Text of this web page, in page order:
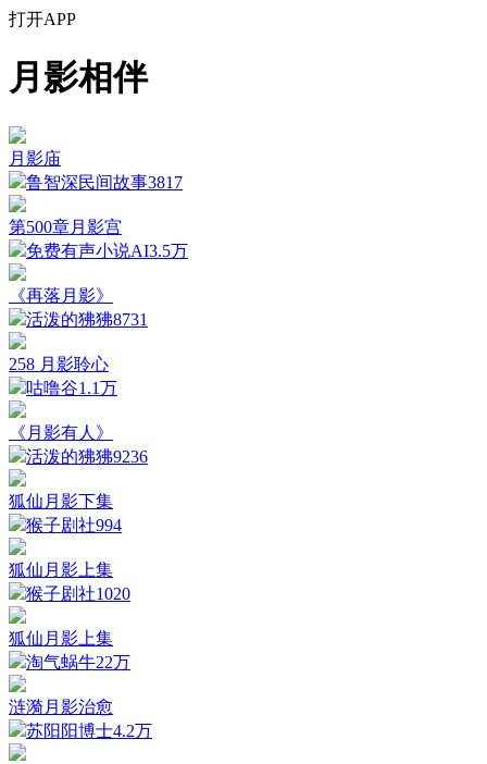
打开APP
月影相伴
月影庙
鲁智深民间故事3817
第500章月影宫
免费有声小说AI3.5万
《再落月影》
活泼的狒狒8731
258 月影聆心
咕噜谷1.1万
《月影有人》
活泼的狒狒9236
狐仙月影下集
猴子剧社994
狐仙月影上集
猴子剧社1020
狐仙月影上集
淘气蜗牛22万
涟漪月影治愈
苏阳阳博士4.2万